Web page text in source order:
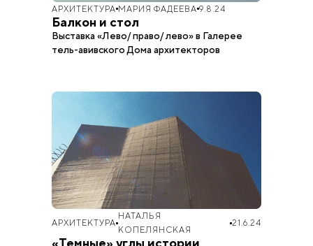
АРХИТЕКТУРА МАРИЯ ФАДЕЕВА 9.8.24
Балкон и стол
Выставка «Лево/ право/ лево» в Галерее
тель-авивского Дома архитекторов
АРХИТЕКТУРА
НАТАЛЬЯ
КОПЕЛЯНСКАЯ
21.6.24
«Темные» углы истории